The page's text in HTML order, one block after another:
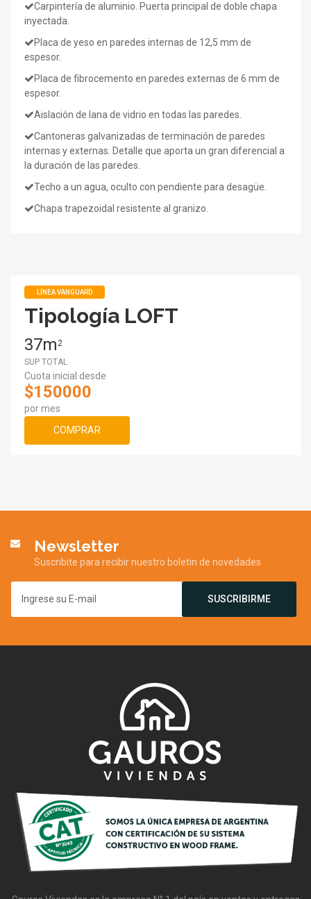
Carpintería de aluminio. Puerta principal de doble chapa
inyectada.
Placa de yeso en paredes internas de 12,5 mm de
espesor.
Placa de fibrocemento en paredes externas de 6 mm de
espesor.
Aislación de lana de vidrio en todas las paredes.
Cantoneras galvanizadas de terminación de paredes
internas y externas. Detalle que aporta un gran diferencial a
la duración de las paredes.
Techo a un agua, oculto con pendiente para desagüe.
Chapa trapezoidal resistente al granizo.
LÍNEA VANGUARD
Tipología LOFT
37m2
SUP TOTAL
Cuota inicial desde
$150000
por mes
COMPRAR
Newsletter
Suscribite para recibir nuestro boletin de novedades
SUSCRIBIRME